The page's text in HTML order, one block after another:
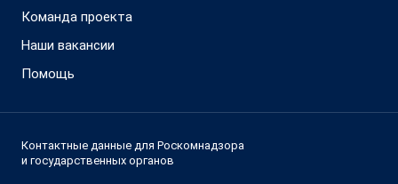
Команда проекта
Наши вакансии
Помощь
Контактные данные для Роскомнадзора
и государственных органов